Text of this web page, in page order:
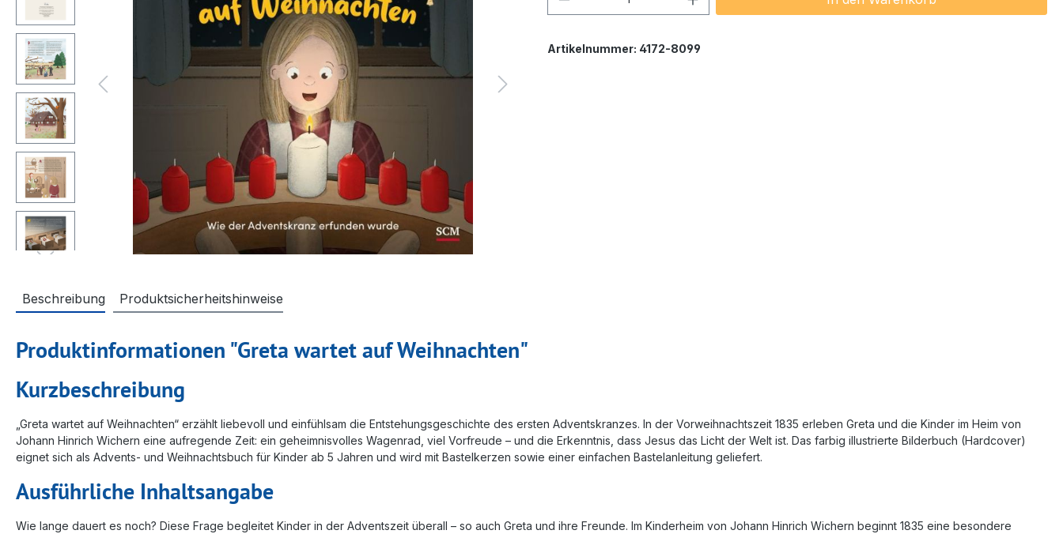
Artikelnummer: 4172-8099
Beschreibung Produktsicherheitshinweise
Produktinformationen "Greta wartet auf Weihnachten"
Kurzbeschreibung
„Greta wartet auf Weihnachten“ erzählt liebevoll und einfühlsam die Entstehungsgeschichte des ersten Adventskranzes. In der Vorweihnachtszeit 1835 erleben Greta und die Kinder im Heim von
Johann Hinrich Wichern eine aufregende Zeit: ein geheimnisvolles Wagenrad, viel Vorfreude – und die Erkenntnis, dass Jesus das Licht der Welt ist. Das farbig illustrierte Bilderbuch (Hardcover)
eignet sich als Advents- und Weihnachtsbuch für Kinder ab 5 Jahren und wird mit Bastelkerzen sowie einer einfachen Bastelanleitung geliefert.
Ausführliche Inhaltsangabe
Wie lange dauert es noch? Diese Frage begleitet Kinder in der Adventszeit überall – so auch Greta und ihre Freunde. Im Kinderheim von Johann Hinrich Wichern beginnt 1835 eine besondere